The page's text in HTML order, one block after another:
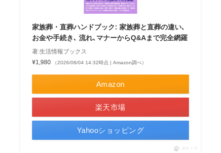
家族葬・直葬ハンドブック: 家族葬と直葬の違い､
お金や手続き､ 流れ､マナーからQ&Aまで完全網羅
著:生活情報ブックス
¥1,980
（2026/08/04 14:32時点 | Amazon調べ）
Amazon
楽天市場
Yahooショッピング
ポチップ